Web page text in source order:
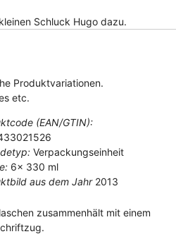
Schluck Hugo dazu.
Produktvariationen.
etc.
(EAN/GTIN):
Verpackungseinheit
6x 330 ml
aus dem Jahr 2013
zusammenhält mit einem